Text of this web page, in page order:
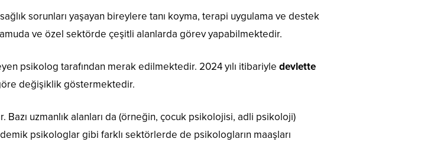
sorunları yaşayan bireylere tanı koyma, terapi uygulama ve destek
ve özel sektörde çeşitli alanlarda görev yapabilmektedir.
psikolog tarafından merak edilmektedir. 2024 yılı itibariyle devlette
değişiklik göstermektedir.
uzmanlık alanları da (örneğin, çocuk psikolojisi, adli psikoloji)
psikologlar gibi farklı sektörlerde de psikologların maaşları